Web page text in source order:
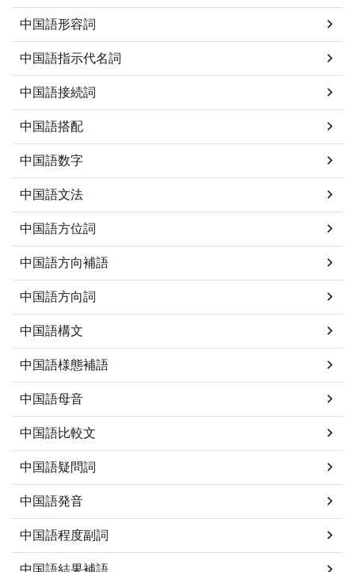
中国語形容詞
中国語指示代名詞
中国語接続詞
中国語搭配
中国語数字
中国語文法
中国語方位詞
中国語方向補語
中国語方向詞
中国語構文
中国語様態補語
中国語母音
中国語比較文
中国語疑問詞
中国語発音
中国語程度副詞
中国語結果補語